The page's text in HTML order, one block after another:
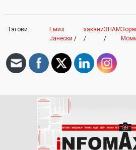
Тагови:
Емил
Јанески /
закани
/
ЗНАМ
/